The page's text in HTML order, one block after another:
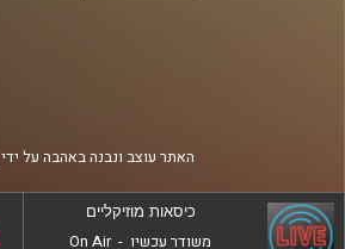
האתר עוצב ונבנה באהבה על ידי
כיסאות מוזיקליים
משודר עכשיו -
On Air